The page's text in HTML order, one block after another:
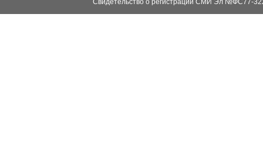
Свидетельство о регистрации СМИ Эл №ФС77-